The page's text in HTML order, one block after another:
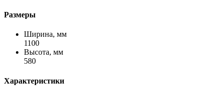
Размеры
Ширина, мм
1100
Высота, мм
580
Характеристики